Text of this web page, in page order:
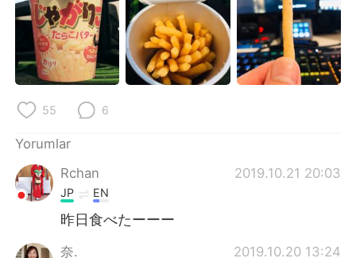
55 6
Yorumlar
Rchan
2019.10.21 20:03
JP EN
昨日食べたーーー
奈. 2019.10.20 13:24